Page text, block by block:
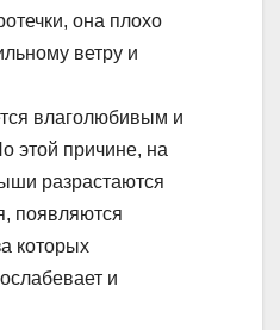
она плохо
ветру и
влаголюбивым и
этой причине, на
разрастаются
появляются
которых
и